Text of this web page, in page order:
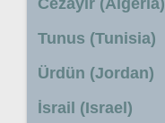
Tunus (Tunisia)
Ürdün (Jordan)
İsrail (Israel)